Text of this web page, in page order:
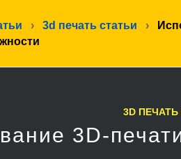
› 3d печать статьи ›
3D
3D-